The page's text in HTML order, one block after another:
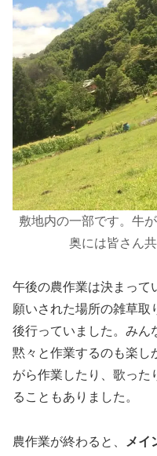
敷地内の一部です。牛
奥には皆さん
午後の農作業は決まって
願いされた場所の雑草取
後行っていました。みん
黙々と作業するのも楽し
がら作業したり、歌った
ることもありました。
農作業が終わると、 メイ